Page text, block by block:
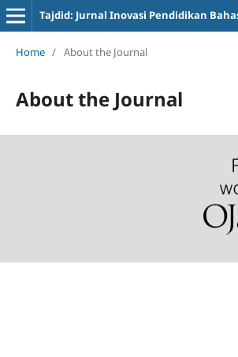
Tajdid: Jurnal Inovasi Pendidikan
Home / About the Journal
About the Journal